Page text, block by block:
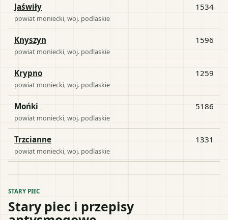
Jaświły
powiat moniecki , woj. podlaskie
1534
Knyszyn
powiat moniecki , woj. podlaskie
1596
Krypno
powiat moniecki , woj. podlaskie
1259
Mońki
powiat moniecki , woj. podlaskie
5186
Trzcianne
powiat moniecki , woj. podlaskie
1331
STARY PIEC
Stary piec i przepisy